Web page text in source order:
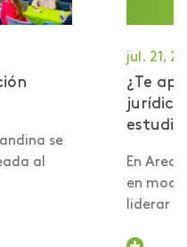
se
al
jul. 21,
¿Te
En
en
liderar